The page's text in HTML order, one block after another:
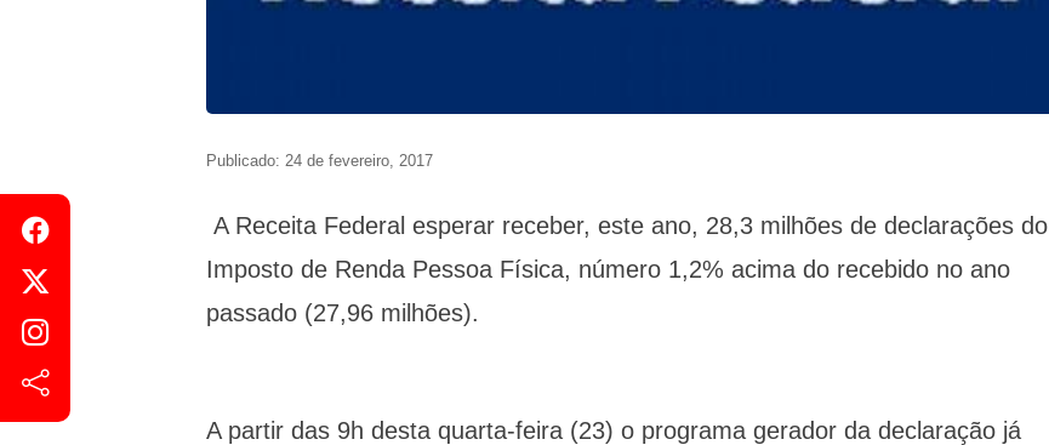
Publicado: 24 de fevereiro, 2017
A Receita Federal esperar receber, este ano, 28,3 milhões de declarações do
Imposto de Renda Pessoa Física, número 1,2% acima do recebido no ano
passado (27,96 milhões).
A partir das 9h desta quarta-feira (23) o programa gerador da declaração já